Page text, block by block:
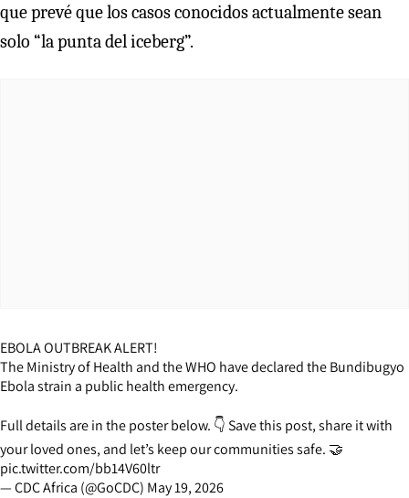
que prevé que los casos conocidos actualmente sean
solo “la punta del iceberg”.
EBOLA OUTBREAK ALERT!
The Ministry of Health and the WHO have declared the Bundibugyo
Ebola strain a public health emergency.
Full details are in the poster below. 👇 Save this post, share it with
your loved ones, and let’s keep our communities safe. 🤝
pic.twitter.com/bb14V60ltr
— CDC Africa (@GoCDC) May 19, 2026